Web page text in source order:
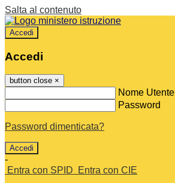
Salta al contenuto
Accedi
Accedi
button close ×
Nome Utente
Password
Password dimenticata?
-
Entra con SPID
Entra con CIE